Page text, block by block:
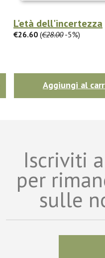
L'età dell'incertezza
€26.60 (€28.00-5%)
Aggiungi al
Iscriviti
per
sulle